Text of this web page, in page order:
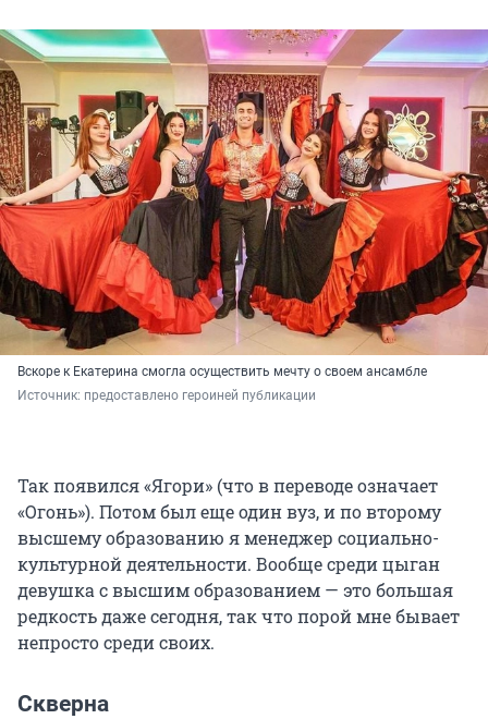
Вскоре к Екатерина смогла осуществить мечту о своем ансамбле
Источник: предоставлено героиней публикации
Так появился «Ягори» (что в переводе означает
«Огонь»). Потом был еще один вуз, и по второму
высшему образованию я менеджер социально-
культурной деятельности. Вообще среди цыган
девушка с высшим образованием — это большая
редкость даже сегодня, так что порой мне бывает
непросто среди своих.
Скверна